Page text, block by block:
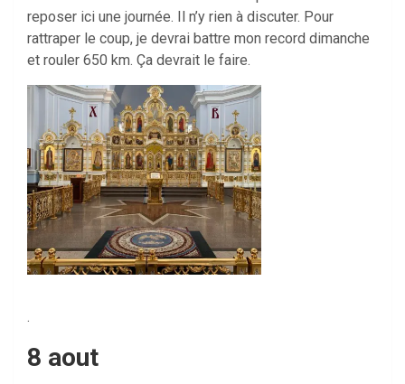
reposer ici une journée. Il n’y rien à discuter. Pour
rattraper le coup, je devrai battre mon record dimanche
et rouler 650 km. Ça devrait le faire.
.
8 aout